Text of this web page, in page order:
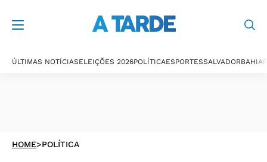
ÚLTIMAS NOTÍCIASELEIÇÕES 2026POLÍTICAESPORTESSALVADORBAHIA
HOME>POLÍTICA